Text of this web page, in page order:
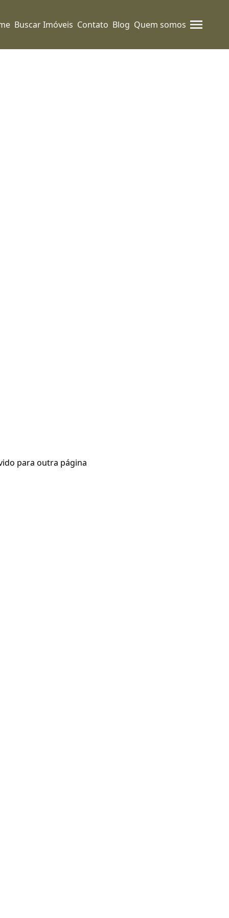
Buscar Imóveis Contato Blog Quem somos
para outra página